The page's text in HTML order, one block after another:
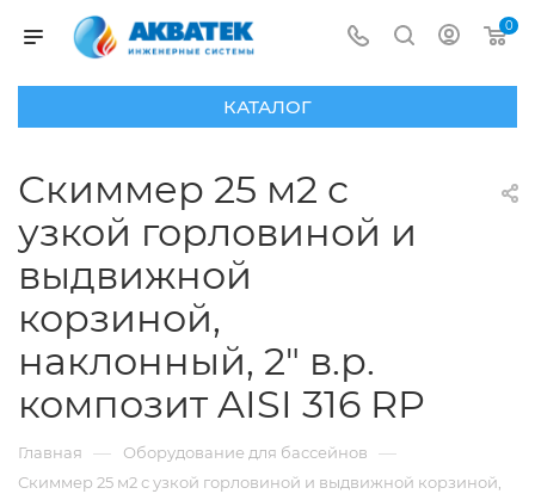
0
КАТАЛОГ
Скиммер 25 м2 с
узкой горловиной и
выдвижной
корзиной,
наклонный, 2" в.р.
композит AISI 316 RP
Главная — Оборудование для бассейнов —
Скиммер 25 м2 с узкой горловиной и выдвижной корзиной,